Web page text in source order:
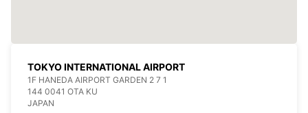
TOKYO INTERNATIONAL AIRPORT
1F HANEDA AIRPORT GARDEN 2 7 1
144 0041 OTA KU
JAPAN